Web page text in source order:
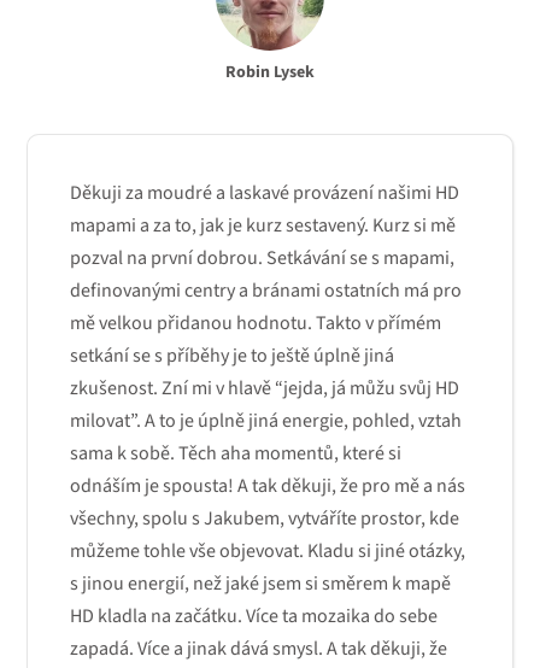
Robin Lysek
Děkuji za moudré a laskavé provázení našimi HD
mapami a za to, jak je kurz sestavený. Kurz si mě
pozval na první dobrou. Setkávání se s mapami,
definovanými centry a bránami ostatních má pro
mě velkou přidanou hodnotu. Takto v přímém
setkání se s příběhy je to ještě úplně jiná
zkušenost. Zní mi v hlavě “jejda, já můžu svůj HD
milovat”. A to je úplně jiná energie, pohled, vztah
sama k sobě. Těch aha momentů, které si
odnáším je spousta! A tak děkuji, že pro mě a nás
všechny, spolu s Jakubem, vytváříte prostor, kde
můžeme tohle vše objevovat. Kladu si jiné otázky,
s jinou energií, než jaké jsem si směrem k mapě
HD kladla na začátku. Více ta mozaika do sebe
zapadá. Více a jinak dává smysl. A tak děkuji, že